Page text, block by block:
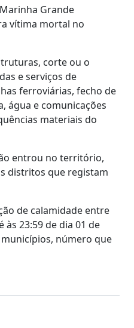
Grande
vítima mortal no
corte ou o
e serviços de
ferroviárias, fecho de
água e comunicações
materiais do
entrou no território,
distritos que registam
de calamidade entre
às 23:59 de dia 01 de
número que